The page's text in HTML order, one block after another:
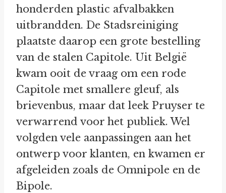
honderden plastic afvalbakken
uitbrandden. De Stadsreiniging
plaatste daarop een grote bestelling
van de stalen Capitole. Uit België
kwam ooit de vraag om een rode
Capitole met smallere gleuf, als
brievenbus, maar dat leek Pruyser te
verwarrend voor het publiek. Wel
volgden vele aanpassingen aan het
ontwerp voor klanten, en kwamen er
afgeleiden zoals de Omnipole en de
Bipole.